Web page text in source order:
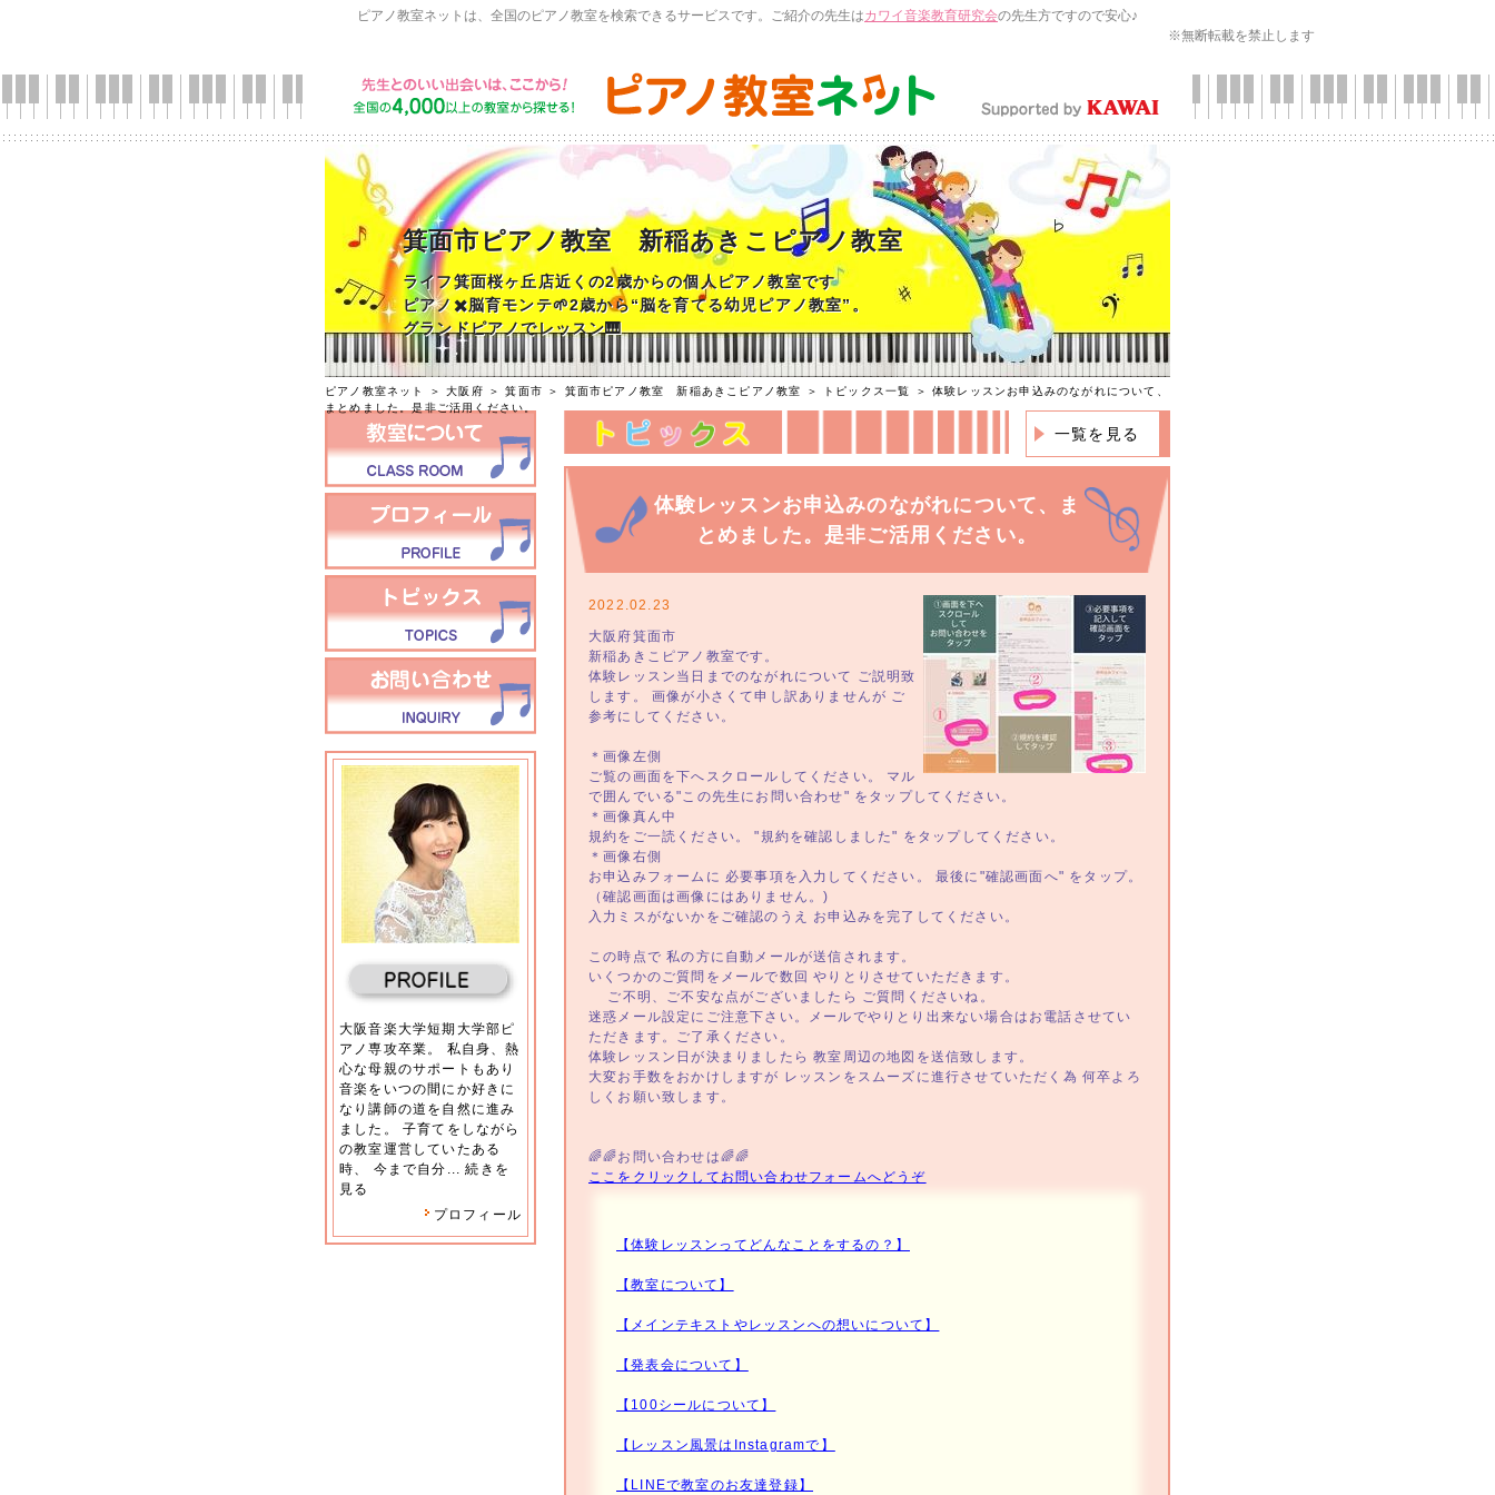
ピアノ教室ネットは、全国のピアノ教室を検索できるサービスです。ご紹介の先生はカワイ音楽教育研究会の先生方ですので安心♪
※無断転載を禁止します
箕面市ピアノ教室 新稲あきこピアノ教室
ライフ箕面桜ヶ丘店近くの2歳からの個人ピアノ教室です
ピアノ✖️脳育モンテ🌱2歳から“脳を育てる幼児ピアノ教室”。
グランドピアノでレッスン🎹
ピアノ教室ネット ＞大阪府 ＞箕面市 ＞ 箕面市ピアノ教室 新稲あきこピアノ教室 ＞ トピックス一覧
＞ 体験レッスンお申込みのながれについて、
まとめました。是非ご活用ください。
大阪音楽大学短期大学部ピ
アノ専攻卒業。 私自身、熱
心な母親のサポートもあり
音楽をいつの間にか好きに
なり講師の道を自然に進み
ました。 子育てをしながら
の教室運営していたある
時、 今まで自分...続きを
見る
プロフィール
一覧を見る
体験レッスンお申込みのながれについて、ま
とめました。是非ご活用ください。
2022.02.23
大阪府箕面市
新稲あきこピアノ教室です。
体験レッスン当日までのながれについて ご説明致
します。 画像が小さくて申し訳ありませんが ご
参考にしてください。
＊画像左側
ご覧の画面を下へスクロールしてください。 マル
で囲んでいる"この先生にお問い合わせ" をタップしてください。
＊画像真ん中
規約をご一読ください。 "規約を確認しました" をタップしてください。
＊画像右側
お申込みフォームに 必要事項を入力してください。 最後に"確認画面へ" をタップ。
（確認画面は画像にはありません。)
入力ミスがないかをご確認のうえ お申込みを完了してください。
この時点で 私の方に自動メールが送信されます。
いくつかのご質問をメールで数回 やりとりさせていただきます。
ご不明、ご不安な点がございましたら ご質問くださいね。
迷惑メール設定にご注意下さい。メールでやりとり出来ない場合はお電話させてい
ただきます。ご了承ください。
体験レッスン日が決まりましたら 教室周辺の地図を送信致します。
大変お手数をおかけしますが レッスンをスムーズに進行させていただく為 何卒よろ
しくお願い致します。
🌈🌈お問い合わせは🌈🌈
ここをクリックしてお問い合わせフォームへどうぞ
【体験レッスンってどんなことをするの？】
【教室について】
【メインテキストやレッスンへの想いについて】
【発表会について】
【100シールについて】
【レッスン風景はInstagramで】
【LINEで教室のお友達登録】